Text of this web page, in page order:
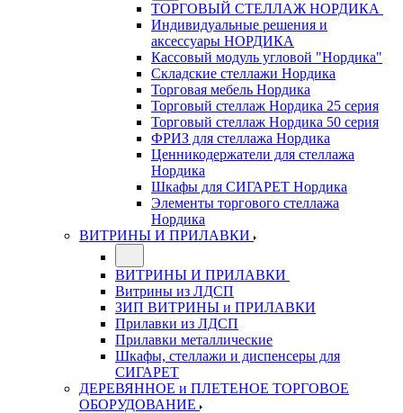
ТОРГОВЫЙ СТЕЛЛАЖ НОРДИКА
Индивидуальные решения и
аксессуары НОРДИКА
Кассовый модуль угловой "Нордика"
Складские стеллажи Нордика
Торговая мебель Нордика
Торговый стеллаж Нордика 25 серия
Торговый стеллаж Нордика 50 серия
ФРИЗ для стеллажа Нордика
Ценникодержатели для стеллажа
Нордика
Шкафы для СИГАРЕТ Нордика
Элементы торгового стеллажа
Нордика
ВИТРИНЫ И ПРИЛАВКИ
ВИТРИНЫ И ПРИЛАВКИ
Витрины из ЛДСП
ЗИП ВИТРИНЫ и ПРИЛАВКИ
Прилавки из ЛДСП
Прилавки металлические
Шкафы, стеллажи и диспенсеры для
СИГАРЕТ
ДЕРЕВЯННОЕ и ПЛЕТЕНОЕ ТОРГОВОЕ
ОБОРУДОВАНИЕ